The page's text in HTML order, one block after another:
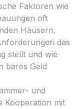
Faktoren wie
oft
Häusern.
das
stellt und wie
bares Geld
und
Kooperation mit